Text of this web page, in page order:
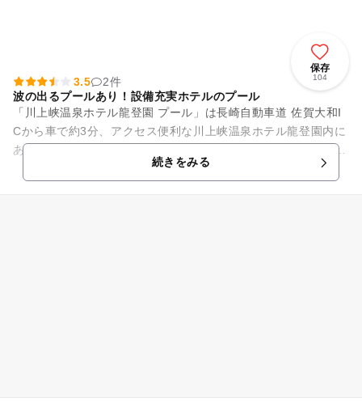
保存
104
3.5
2件
波の出るプールあり！設備充実ホテルのプール
「川上峡温泉ホテル龍登園 プール」は長崎自動車道 佐賀大和I
Cから車で約3分、アクセス便利な川上峡温泉ホテル龍登園内に
あるプールです。夏季限定でオープンします。 プールの種類は
続きをみる